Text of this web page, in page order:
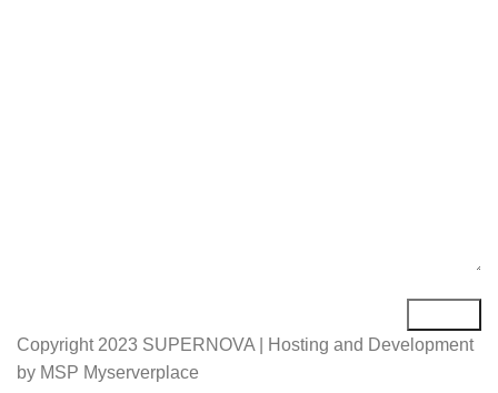
Copyright 2023 SUPERNOVA | Hosting and Development
by MSP Myserverplace